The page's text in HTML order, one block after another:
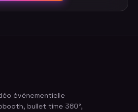
événementielle
bullet time 360°,